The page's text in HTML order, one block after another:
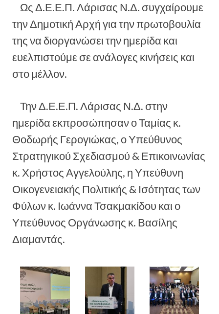
Ως Δ.Ε.Ε.Π. Λάρισας Ν.Δ. συγχαίρουμε
την Δημοτική Αρχή για την πρωτοβουλία
της να διοργανώσει την ημερίδα και
ευελπιστούμε σε ανάλογες κινήσεις και
στο μέλλον.
Την Δ.Ε.Ε.Π. Λάρισας Ν.Δ. στην
ημερίδα εκπροσώπησαν ο Ταμίας κ.
Θοδωρής Γερογιώκας, ο Υπεύθυνος
Στρατηγικού Σχεδιασμού & Επικοινωνίας
κ. Χρήστος Αγγελούλης, η Υπεύθυνη
Οικογενειακής Πολιτικής & Ισότητας των
Φύλων κ. Ιωάννα Τσακμακίδου και ο
Υπεύθυνος Οργάνωσης κ. Βασίλης
Διαμαντάς.